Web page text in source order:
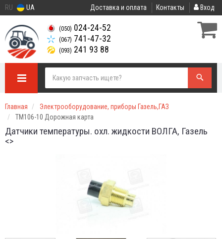
RU UA Доставка и оплата Контакты Вход
(050) 024-24-52
(067) 741-47-32
(093) 241 93 88
Главная
Электрооборудование, приборы Газель,ГАЗ
ТМ106-10 Дорожная карта
Датчики температуры. охл. жидкости ВОЛГА, Газель
<>